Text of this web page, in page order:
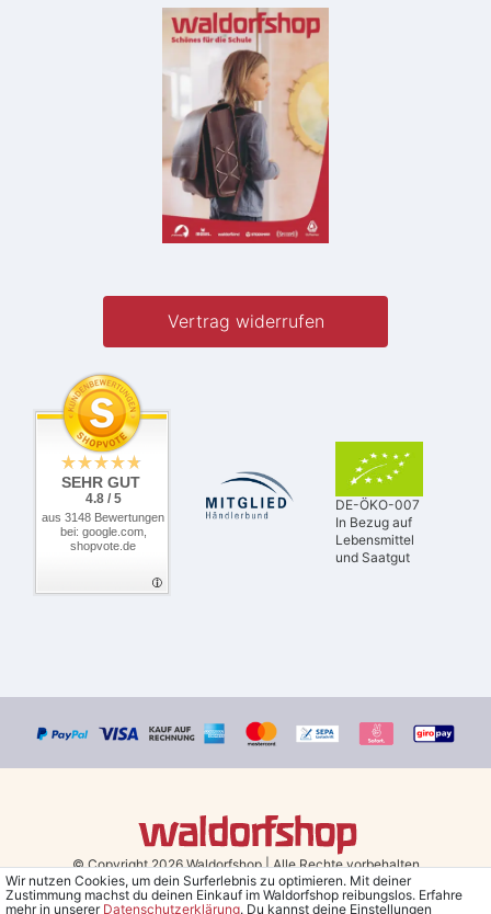
Vertrag widerrufen
SEHR GUT
4.8 / 5
aus 3148 Bewertungen
bei: google.com,
shopvote.de
DE-ÖKO-007
In Bezug auf
Lebensmittel
und Saatgut
© Copyright 2026 Waldorfshop|Alle Rechte vorbehalten.
Bestellungen mit Prio Versand bis 13 Uhr, garantierter Versand am
Wir nutzen Cookies, um dein Surferlebnis zu optimieren. Mit deiner
Zustimmung machst du deinen Einkauf im Waldorfshop reibungslos. Erfahre
mehr in unserer Daten­schutz­erklärung. Du kannst deine Einstellungen